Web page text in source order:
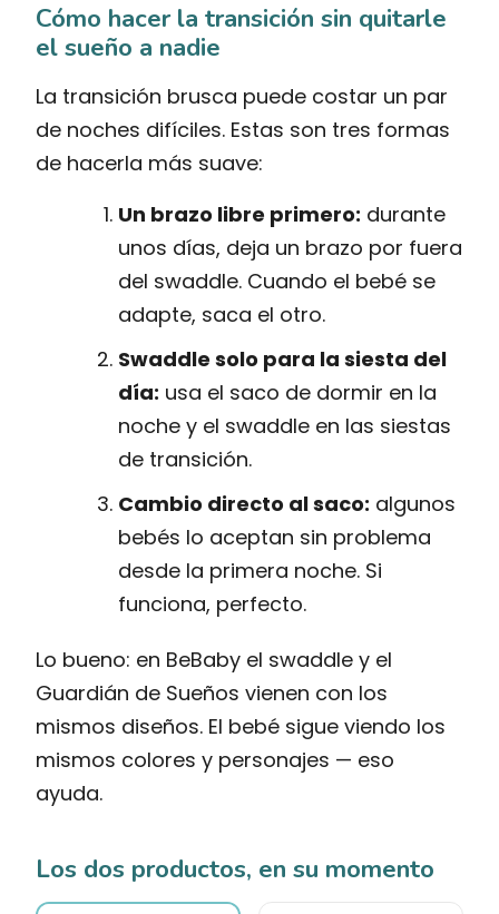
Cómo hacer la transición sin quitarle
el sueño a nadie
La transición brusca puede costar un par
de noches difíciles. Estas son tres formas
de hacerla más suave:
Un brazo libre primero: durante
unos días, deja un brazo por fuera
del swaddle. Cuando el bebé se
adapte, saca el otro.
Swaddle solo para la siesta del
día: usa el saco de dormir en la
noche y el swaddle en las siestas
de transición.
Cambio directo al saco: algunos
bebés lo aceptan sin problema
desde la primera noche. Si
funciona, perfecto.
Lo bueno: en BeBaby el swaddle y el
Guardián de Sueños vienen con los
mismos diseños. El bebé sigue viendo los
mismos colores y personajes — eso
ayuda.
Los dos productos, en su momento